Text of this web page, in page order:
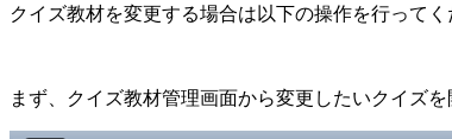
クイズ教材を変更する場合は以下の操作を行ってく
まず、クイズ教材管理画面から変更したいクイズを